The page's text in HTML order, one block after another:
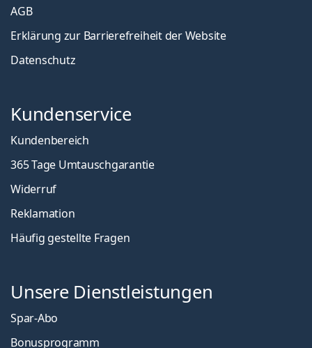
AGB
Erklärung zur Barrierefreiheit der Website
Datenschutz
Kundenservice
Kundenbereich
365 Tage Umtauschgarantie
Widerruf
Reklamation
Häufig gestellte Fragen
Unsere Dienstleistungen
Spar-Abo
Bonusprogramm